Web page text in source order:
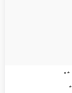
**